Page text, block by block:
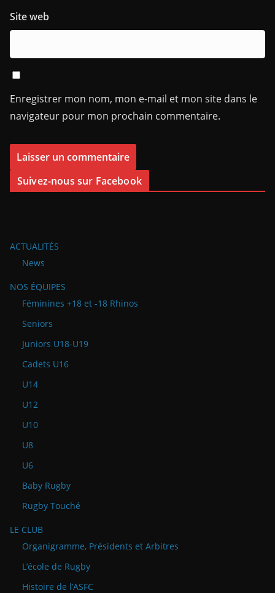
Site web
Enregistrer mon nom, mon e-mail et mon site dans le
navigateur pour mon prochain commentaire.
Suivez-nous sur Facebook
ACTUALITÉS
News
NOS ÉQUIPES
Féminines +18 et -18 Rhinos
Seniors
Juniors U18-U19
Cadets U16
U14
U12
U10
U8
U6
Baby Rugby
Rugby Touché
LE CLUB
Organigramme, Présidents et Arbitres
L’école de Rugby
Histoire de l’ASFC